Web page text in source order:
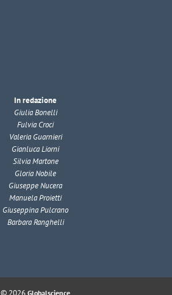
In redazione
Giulia Bonelli
Fulvia Croci
Valeria Guarnieri
Gianluca Liorni
Silvia Martone
Gloria Nobile
Giuseppe Nucera
Manuela Proietti
Giuseppina Pulcrano
Barbara Ranghelli
© 2026 Globalscience